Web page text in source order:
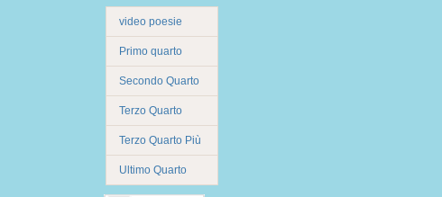
video poesie
Primo quarto
Secondo Quarto
Terzo Quarto
Terzo Quarto Più
Ultimo Quarto